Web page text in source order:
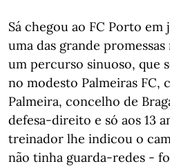
Sá chegou ao FC Porto em
uma das grande
um percurso sinuoso, que
no modesto Palmeiras FC,
Palmeira, concelho de
defesa-direito e só aos 13
treinador lhe indicou o
não tinha guarda-redes -